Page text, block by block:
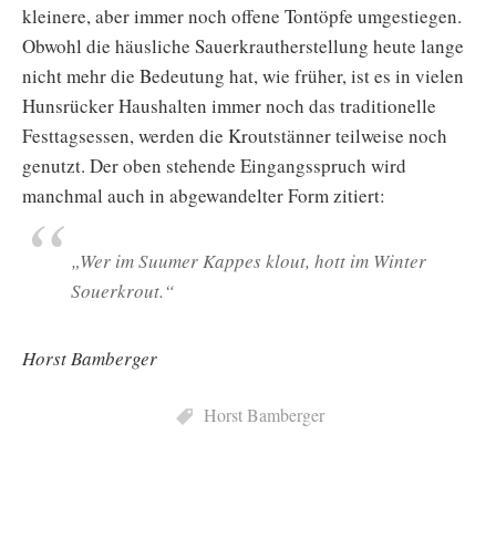
kleinere, aber immer noch offene Tontöpfe umgestiegen.
Obwohl die häusliche Sauerkrautherstellung heute lange
nicht mehr die Bedeutung hat, wie früher, ist es in vielen
Hunsrücker Haushalten immer noch das traditionelle
Festtagsessen, werden die Kroutstänner teilweise noch
genutzt. Der oben stehende Eingangsspruch wird
manchmal auch in abgewandelter Form zitiert:
„Wer im Suumer Kappes klout, hott im Winter
Souerkrout.“
Horst Bamberger
Horst Bamberger